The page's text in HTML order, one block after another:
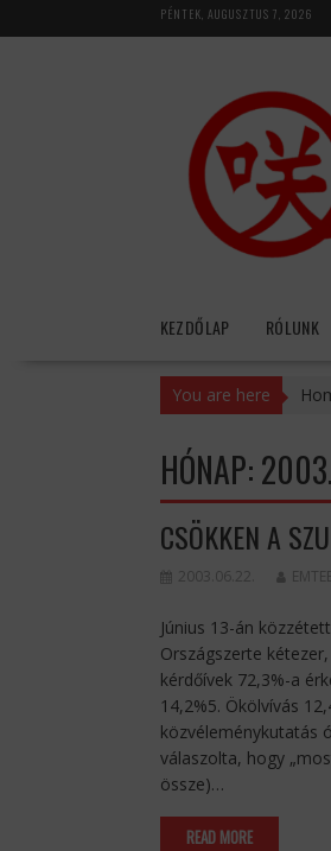
to
PÉNTEK, AUGUSZTUS 7, 2026
KEZDŐLAP RÓLUNK
You are here
HÓNAP:
CSÖKKEN A
2003.06.22.
Június 13-án
Országszerte
kérdőívek 72,3%-a
14,2%5. Ökölvívás
közvéleménykutatás
válaszolta, hogy
össze)…
READ MORE